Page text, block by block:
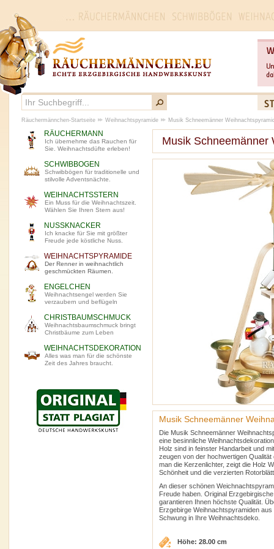
Musik Schneemänner
Musik Schneemänner
Die Musik Schneemänner
eine besinnliche
Holz sind in feinster Handarbeit und
zeugen von der hochwertigen
man die Kerzenlichter, zeigt die Holz
Schönheit und die verzierten
An dieser schönen
Freude haben. Original
garantieren Ihnen höchste Qualität.
Erzgebirge Weihnachtspyramiden
Schwung in Ihre Weihnachtsdeko.
Höhe: 28.00 cm
RÄUCHERMANN
Ich übernehme das Rauchen für
Sie. Weihnachtsdüfte erleben!
SCHWIBBOGEN
Schwibbögen für traditionelle und
stilvolle Adventsnächte.
WEIHNACHTSSTERN
Ein Muss für die Weihnachtszeit.
Wählen Sie Ihren Stern aus!
NUSSKNACKER
Ich knacke für Sie mit größter
Freude jede köstliche Nuss.
WEIHNACHTSPYRAMIDE
Der Renner in weihnachtlich
geschmückten Räumen.
ENGELCHEN
Weihnachtsengel werden Sie
verzaubern und beflügeln
CHRISTBAUMSCHMUCK
Weihnachtsbaumschmuck bringt
Christbäume zum Leben
WEIHNACHTSDEKORATION
Alles was man für die schönste
Zeit des Jahres braucht.
Räuchermännchen-Startseite Weihnachtspyramide Musik Schneemänner